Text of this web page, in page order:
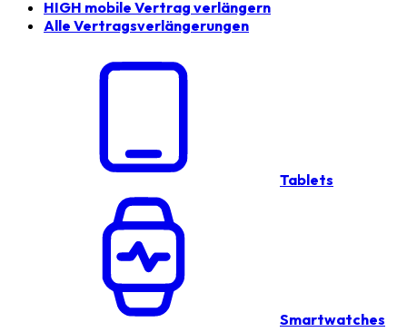
HIGH mobile Vertrag verlängern
Alle Vertragsverlängerungen
Tablets
Smartwatches